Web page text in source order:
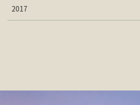
2017